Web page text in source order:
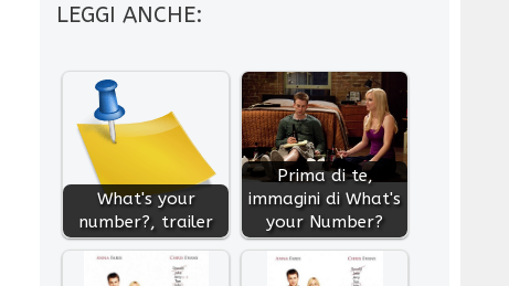
LEGGI ANCHE:
What's your
number?, trailer
Prima di te,
immagini di What's
your Number?